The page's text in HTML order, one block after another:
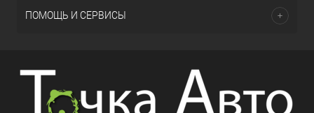
ПОМОЩЬ И СЕРВИСЫ